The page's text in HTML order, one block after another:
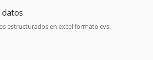
estructurados en excel formato cvs.